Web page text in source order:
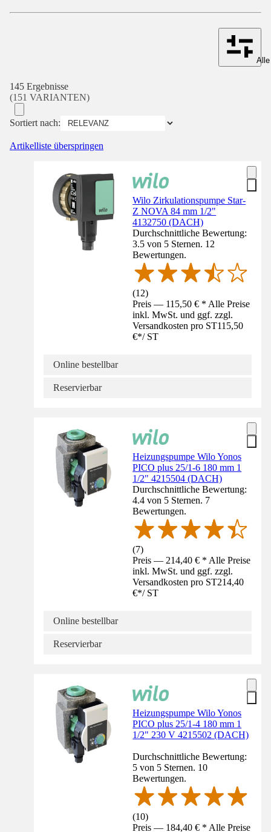
145 Ergebnisse
(151 VARIANTEN)
Sortiert nach:
Artikelliste überspringen
Wilo Zirkulationspumpe Star-
Z NOVA 84 mm 1/2"
4132750 (DACH)
Durchschnittliche Bewertung:
3.5 von 5 Sternen. 12
Bewertungen.
(12)
Preis — 115,50 € * Alle Preise
inkl. MwSt. und ggf. zzgl.
Versandkosten pro ST115,50
€*/ ST
Online bestellbar
Reservierbar
Heizungspumpe Wilo Yonos
PICO plus 25/1-6 180 mm 1
1/2" 4215504 (DACH)
Durchschnittliche Bewertung:
4.4 von 5 Sternen. 7
Bewertungen.
(7)
Preis — 214,40 € * Alle Preise
inkl. MwSt. und ggf. zzgl.
Versandkosten pro ST214,40
€*/ ST
Online bestellbar
Reservierbar
Heizungspumpe Wilo Yonos
PICO plus 25/1-4 180 mm 1
1/2" 230 V 4215502 (DACH)
Durchschnittliche Bewertung:
5 von 5 Sternen. 10
Bewertungen.
(10)
Preis — 184,40 € * Alle Preise